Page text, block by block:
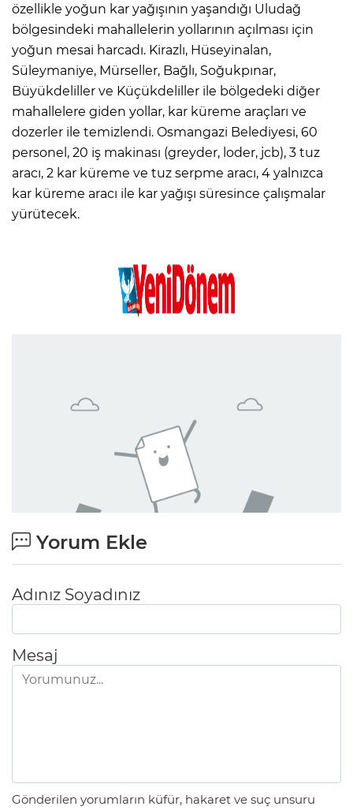
özellikle yoğun kar yağışının yaşandığı Uludağ
bölgesindeki mahallelerin yollarının açılması için
yoğun mesai harcadı. Kirazlı, Hüseyinalan,
Süleymaniye, Mürseller, Bağlı, Soğukpınar,
Büyükdeliller ve Küçükdeliller ile bölgedeki diğer
mahallelere giden yollar, kar küreme araçları ve
dozerler ile temizlendi. Osmangazi Belediyesi, 60
personel, 20 iş makinası (greyder, loder, jcb), 3 tuz
aracı, 2 kar küreme ve tuz serpme aracı, 4 yalnızca
kar küreme aracı ile kar yağışı süresince çalışmalar
yürütecek.
Yorum Ekle
Adınız Soyadınız
Mesaj
Gönderilen yorumların küfür, hakaret ve suç unsuru